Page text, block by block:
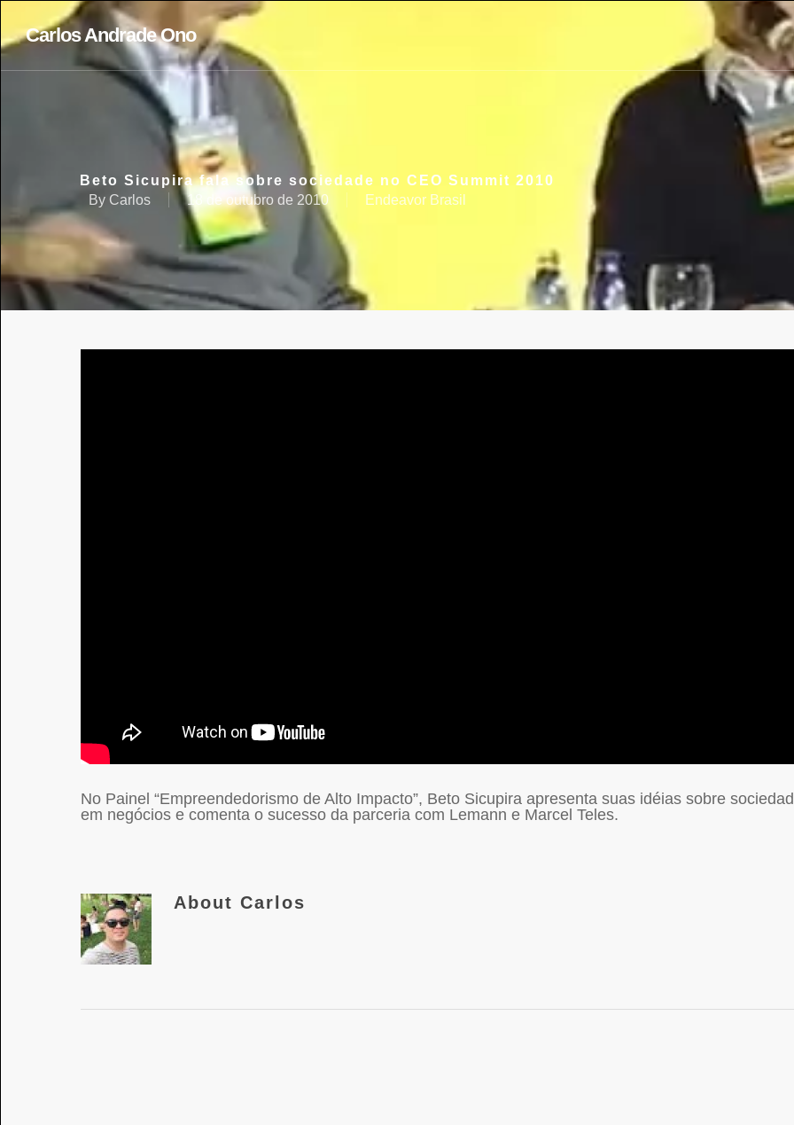
Carlos Andrade Ono
Beto Sicupira fala sobre sociedade no CEO Summit 2010
By Carlos 18 de outubro de 2010 Endeavor Brasil
No Painel “Empreendedorismo de Alto Impacto”, Beto Sicupira apresenta suas idéias sobre
em negócios e comenta o sucesso da parceria com Lemann e Marcel Teles.
About Carlos